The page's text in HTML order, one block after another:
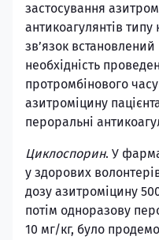
застосування
антикоагулянтів
зв’язок
необхідність
протромбінового
азитроміцину
пероральні
Циклоспорин. У
у здорових
дозу азитроміцину
потім одноразову
10 мг/кг, було